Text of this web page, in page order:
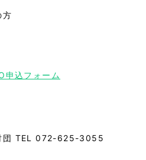
方
申込フォーム
団 TEL 072-625-3055